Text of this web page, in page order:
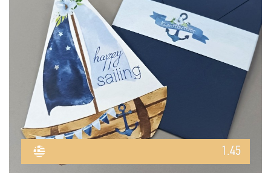
1.45